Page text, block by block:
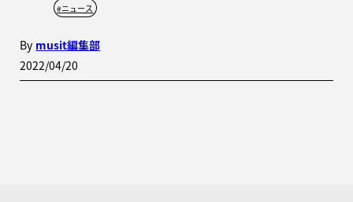
#ニュース
By musit編集部
2022/04/20